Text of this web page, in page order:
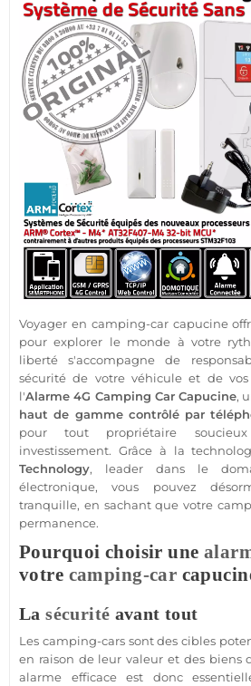
Voyager en camping-carcapucine
pour explorer le monde à votre
liberté s'accompagne de
sécurité de votre véhicule et de
l'Alarme 4G Camping Car Capucine,
haut de gamme contrôlé par
pour tout propriétaire
investissement. Grâce à la
Technology, leader dans le
électronique, vous pouvez
tranquille, en sachant que votre
permanence.
Pourquoi choisir une
votre camping-car
Lasécurité avant tout
Les camping-cars sont des cibles
en raison de leur valeur et des biens
alarme efficace est donc